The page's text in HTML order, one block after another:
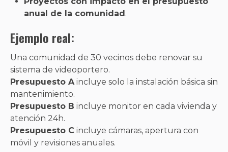
anual de la comunidad .
Ejemplo real:
Una comunidad de 30 vecinos debe renovar su
sistema de videoportero.
Presupuesto A incluye solo la instalación básica sin
mantenimiento.
Presupuesto B incluye monitor en cada vivienda y
atención 24h.
Presupuesto C incluye cámaras, apertura con
móvil y revisiones anuales.